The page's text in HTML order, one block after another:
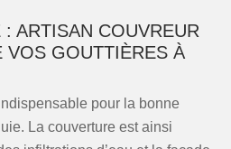
ARTISAN COUVREUR
VOS GOUTTIÈRES À
pour la bonne
La couverture est ainsi